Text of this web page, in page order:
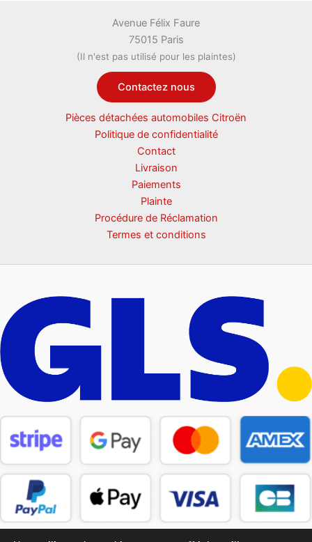
Avenue Félix Faure
75015 Paris
(Il n'est pas utilisé pour les plaintes)
Contactez nous
Pièces détachées automobiles Citroën
Politique de confidentialité
Contact
Livraison
Paiements
Plainte
Procédure de Réclamation
Termes et conditions